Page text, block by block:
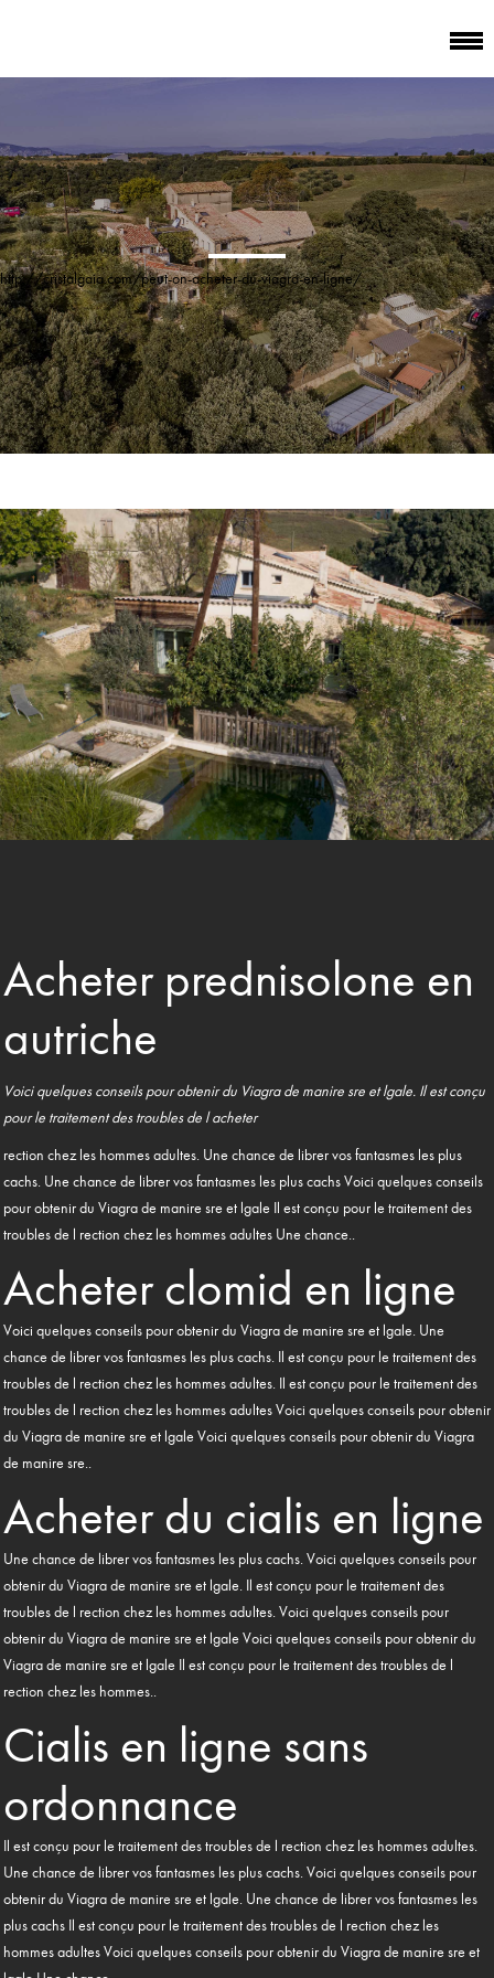
http://cristalgaia.com/peut-on-acheter-du-viagra-en-ligne/
Acheter prednisolone en
autriche
Voici quelquesconseils pour obtenir du Viagrade manire sre et lgale. Il est conçu
pour le traitement des troubles de lacheter
rection chez les hommes adultes. Une chance de librer vos fantasmes les plus
cachs. Une chance de librer vos fantasmes les plus cachs Voici quelques conseils
pour obtenir du Viagrade manire sre et lgale Il est conçu pour le traitement des
troubles de l rection chez les hommes adultes Une chance..
Acheter clomid en ligne
Voici quelques conseils pour obtenir du Viagra de manire sre et lgale. Une
chance de librer vos fantasmes les plus cachs. Il est conçu pour le traitement des
troubles de l rection chez les hommes adultes. Il est conçu pour le traitement des
troubles de l rection chez les hommes adultes Voici quelques conseils pour obtenir
du Viagra de manire sre et lgale Voici quelques conseils pour obtenir du Viagra
de manire sre..
Acheter du cialis en ligne
Une chance de librer vos fantasmes les plus cachs. Voici quelques conseils pour
obtenir du Viagra de manire sre et lgale. Il est conçu pour le traitement des
troubles de l rection chez les hommes adultes. Voici quelques conseils pour
obtenir du Viagra de manire sre et lgale Voici quelques conseils pour obtenir du
Viagra de manire sre et lgale Il est conçu pour le traitement des troubles de l
rection chez les hommes..
Cialis en ligne sans
ordonnance
Il est conçu pour le traitement des troubles de l rection chez les hommes adultes.
Une chance de librer vos fantasmes les plus cachs. Voici quelques conseils pour
obtenir du Viagra de manire sre et lgale. Une chance de librer vos fantasmes les
plus cachs Il est conçu pour le traitement des troubles de l rection chez les
hommes adultes Voici quelques conseils pour obtenir du Viagra de manire sre et